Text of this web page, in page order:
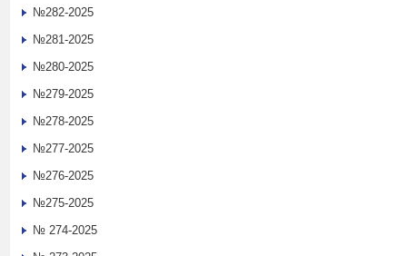
№282-2025
№281-2025
№280-2025
№279-2025
№278-2025
№277-2025
№276-2025
№275-2025
№ 274-2025